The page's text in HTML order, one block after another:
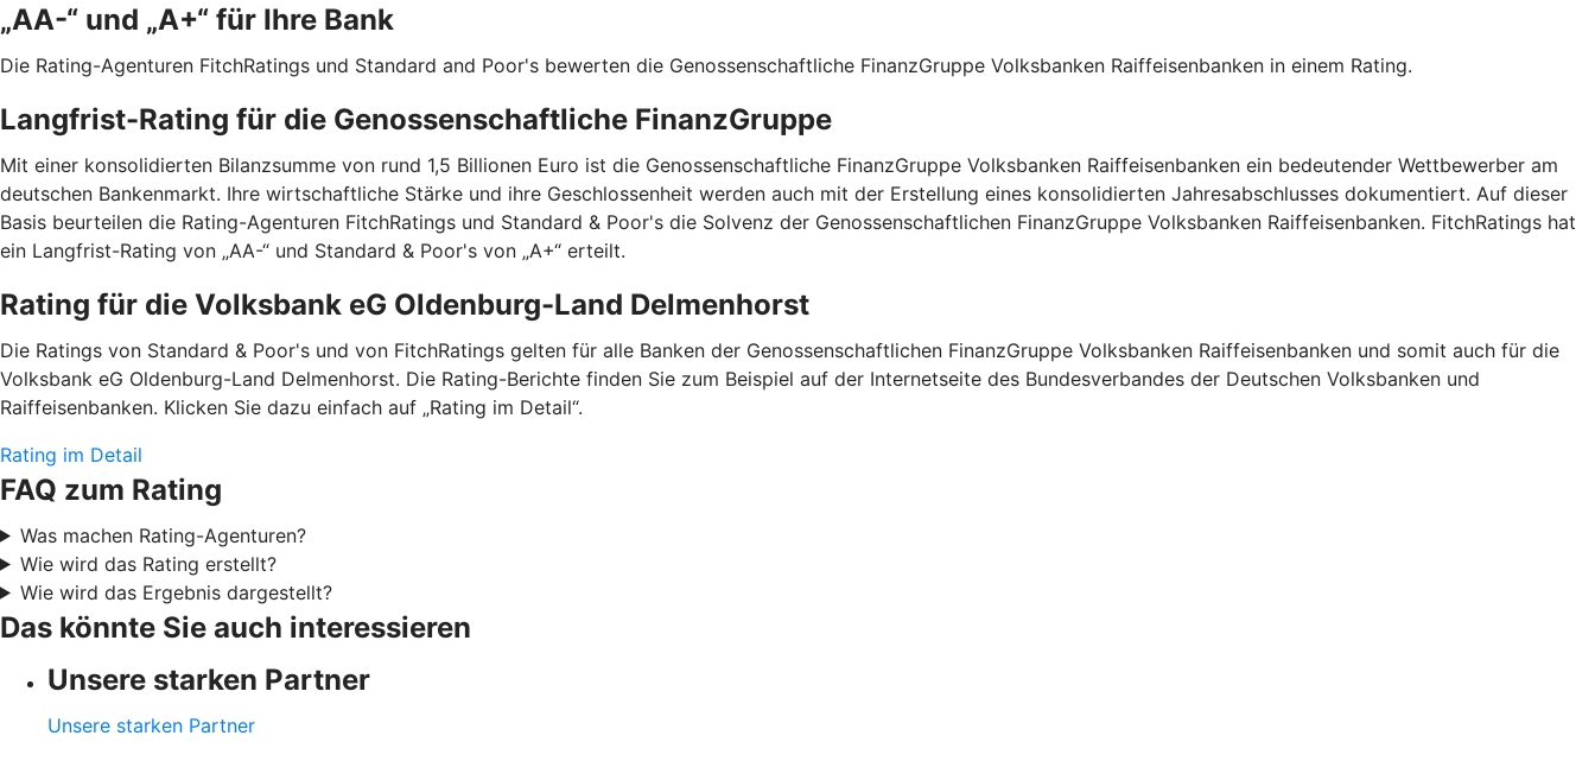
„AA-“ und „A+“ für Ihre Bank
Die Rating-Agenturen FitchRatings und Standard and Poor's bewerten die Genossenschaftliche FinanzGruppe Volksbanken Raiffeisenbanken in einem Rating.
Langfrist-Rating für die Genossenschaftliche FinanzGruppe
Mit einer konsolidierten Bilanzsumme von rund 1,5 Billionen Euro ist die Genossenschaftliche FinanzGruppe Volksbanken Raiffeisenbanken ein bedeutender Wettbewerber am
deutschen Bankenmarkt. Ihre wirtschaftliche Stärke und ihre Geschlossenheit werden auch mit der Erstellung eines konsolidierten Jahresabschlusses dokumentiert. Auf dieser
Basis beurteilen die Rating-Agenturen FitchRatings und Standard & Poor's die Solvenz der Genossenschaftlichen FinanzGruppe Volksbanken Raiffeisenbanken. FitchRatings hat
ein Langfrist-Rating von „AA-“ und Standard & Poor's von „A+“ erteilt.
Rating für die Volksbank eG Oldenburg-Land Delmenhorst
Die Ratings von Standard & Poor's und von FitchRatings gelten für alle Banken der Genossenschaftlichen FinanzGruppe Volksbanken Raiffeisenbanken und somit auch für die
Volksbank eG Oldenburg-Land Delmenhorst. Die Rating-Berichte finden Sie zum Beispiel auf der Internetseite des Bundesverbandes der Deutschen Volksbanken und
Raiffeisenbanken. Klicken Sie dazu einfach auf „Rating im Detail“.
Rating im Detail
FAQ zum Rating
Was machen Rating-Agenturen?
Wie wird das Rating erstellt?
Wie wird das Ergebnis dargestellt?
Das könnte Sie auch interessieren
Unsere starken Partner
Unsere starken Partner